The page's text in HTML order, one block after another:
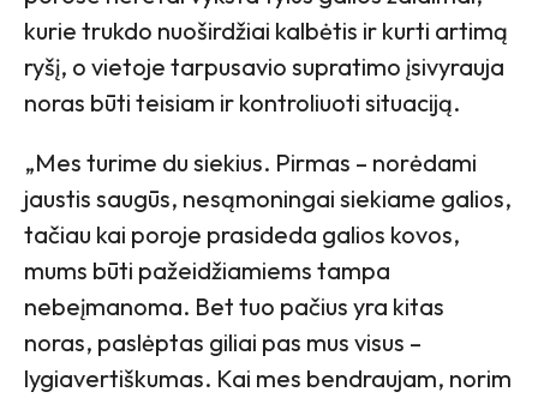
kurie trukdo nuoširdžiai kalbėtis ir kurti artimą
ryšį, o vietoje tarpusavio supratimo įsivyrauja
noras būti teisiam ir kontroliuoti situaciją.
„Mes turime du siekius. Pirmas – norėdami
jaustis saugūs, nesąmoningai siekiame galios,
tačiau kai poroje prasideda galios kovos,
mums būti pažeidžiamiems tampa
nebeįmanoma. Bet tuo pačius yra kitas
noras, paslėptas giliai pas mus visus –
lygiavertiškumas. Kai mes bendraujam, norim